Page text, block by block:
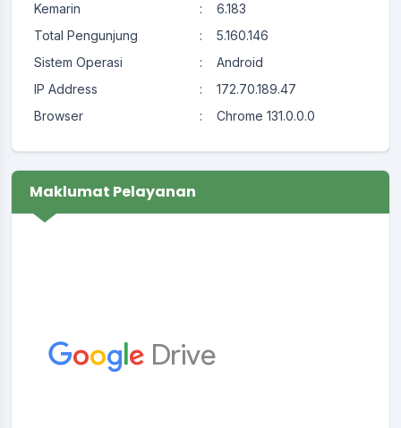
Kemarin
:
6.183
Total Pengunjung
:
5.160.146
Sistem Operasi
:
Android
IP Address
:
172.70.189.47
Browser
: Chrome 131.0.0.0
Maklumat Pelayanan